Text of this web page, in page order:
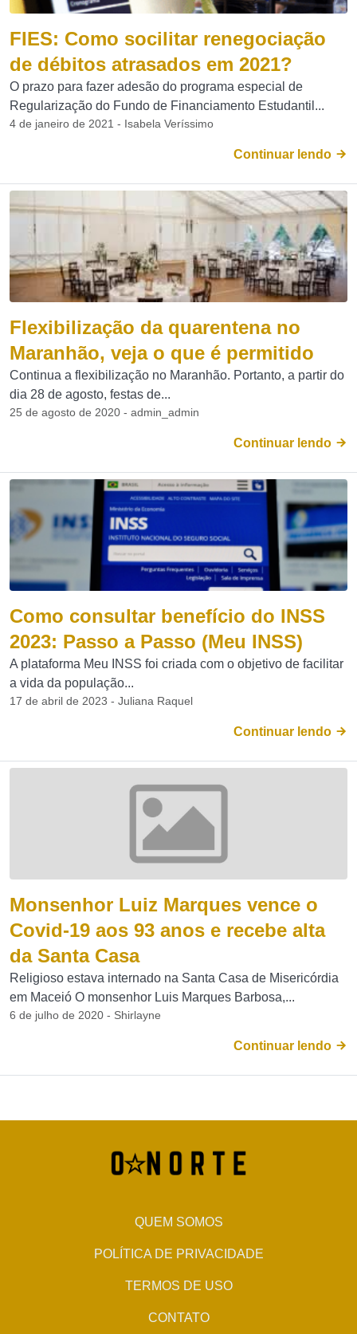
FIES: Como socilitar renegociação
de débitos atrasados em 2021?
O prazo para fazer adesão do programa especial de
Regularização do Fundo de Financiamento Estudantil...
4 de janeiro de 2021 - Isabela Veríssimo
Continuar lendo
Flexibilização da quarentena no
Maranhão, veja o que é permitido
Continua a flexibilização no Maranhão. Portanto, a partir do
dia 28 de agosto, festas de...
25 de agosto de 2020 - admin_admin
Continuar lendo
Como consultar benefício do INSS
2023: Passo a Passo (Meu INSS)
A plataforma Meu INSS foi criada com o objetivo de facilitar
a vida da população...
17 de abril de 2023 - Juliana Raquel
Continuar lendo
Monsenhor Luiz Marques vence o
Covid-19 aos 93 anos e recebe alta
da Santa Casa
Religioso estava internado na Santa Casa de Misericórdia
em Maceió O monsenhor Luis Marques Barbosa,...
6 de julho de 2020 - Shirlayne
Continuar lendo
QUEM SOMOS
POLÍTICA DE PRIVACIDADE
TERMOS DE USO
CONTATO